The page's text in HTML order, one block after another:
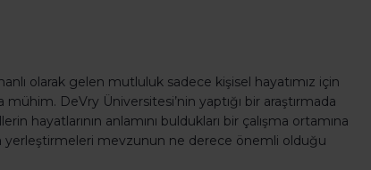
olarak gelen mutluluk sadece kişisel hayatımız için
DeVry Üniversitesi’nin yaptığı bir araştırmada
hayatlarının anlamını buldukları bir çalışma ortamına
yerleştirmeleri mevzunun ne derece önemli olduğu